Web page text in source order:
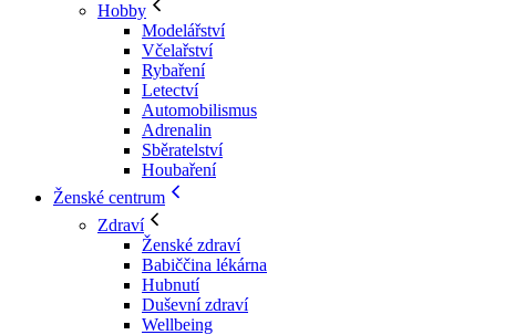
Hobby
Modelářství
Včelařství
Rybaření
Letectví
Automobilismus
Adrenalin
Sběratelství
Houbaření
Ženské centrum
Zdraví
Ženské zdraví
Babiččina lékárna
Hubnutí
Duševní zdraví
Wellbeing